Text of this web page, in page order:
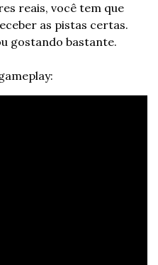
reais, você tem que
as pistas certas.
gostando bastante.